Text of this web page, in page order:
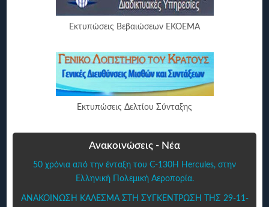
Εκτυπώσεις Βεβαιώσεων ΕΚΟΕΜΑ
Εκτυπώσεις Δελτίου Σύνταξης
Ανακοινώσεις - Νέα
50 χρόνια από την ένταξη του C-130H Hercules, στην
Ελληνική Πολεμική Αεροπορία.
ΑΝΑΚΟΙΝΩΣΗ ΚΑΛΕΣΜΑ ΣΤΗ ΣΥΓΚΕΝΤΡΩΣΗ ΤΗΣ 29-11-